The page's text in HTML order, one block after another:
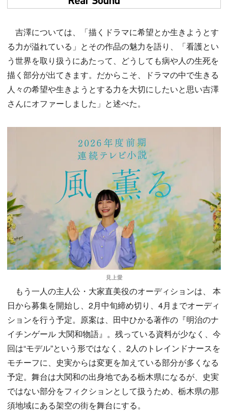
吉澤については、「描くドラマに希望とか生きようとす
る力が溢れている」とその作品の魅力を語り、「看護とい
う世界を取り扱うにあたって、どうしても病や人の生死を
描く部分が出てきます。だからこそ、ドラマの中で生きる
人々の希望や生きようとする力を大切にしたいと思い吉澤
さんにオファーしました」と述べた。
見上愛
もう一人の主人公・大家直美役のオーディションは、 本
日から募集を開始し、2月中旬締め切り、4月までオーディ
ションを行う予定。原案は、田中ひかる著作の『明治のナ
イチンゲール 大関和物語』。残っている資料が少なく、今
回は“モデル”という形ではなく、2人のトレインドナースを
モチーフに、史実からは変更を加えている部分が多くなる
予定。舞台は大関和の出身地である栃木県になるが、史実
ではない部分をフィクションとして扱うため、栃木県の那
須地域にある架空の街を舞台にする。